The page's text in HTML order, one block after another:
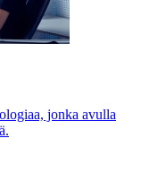
jonka avulla